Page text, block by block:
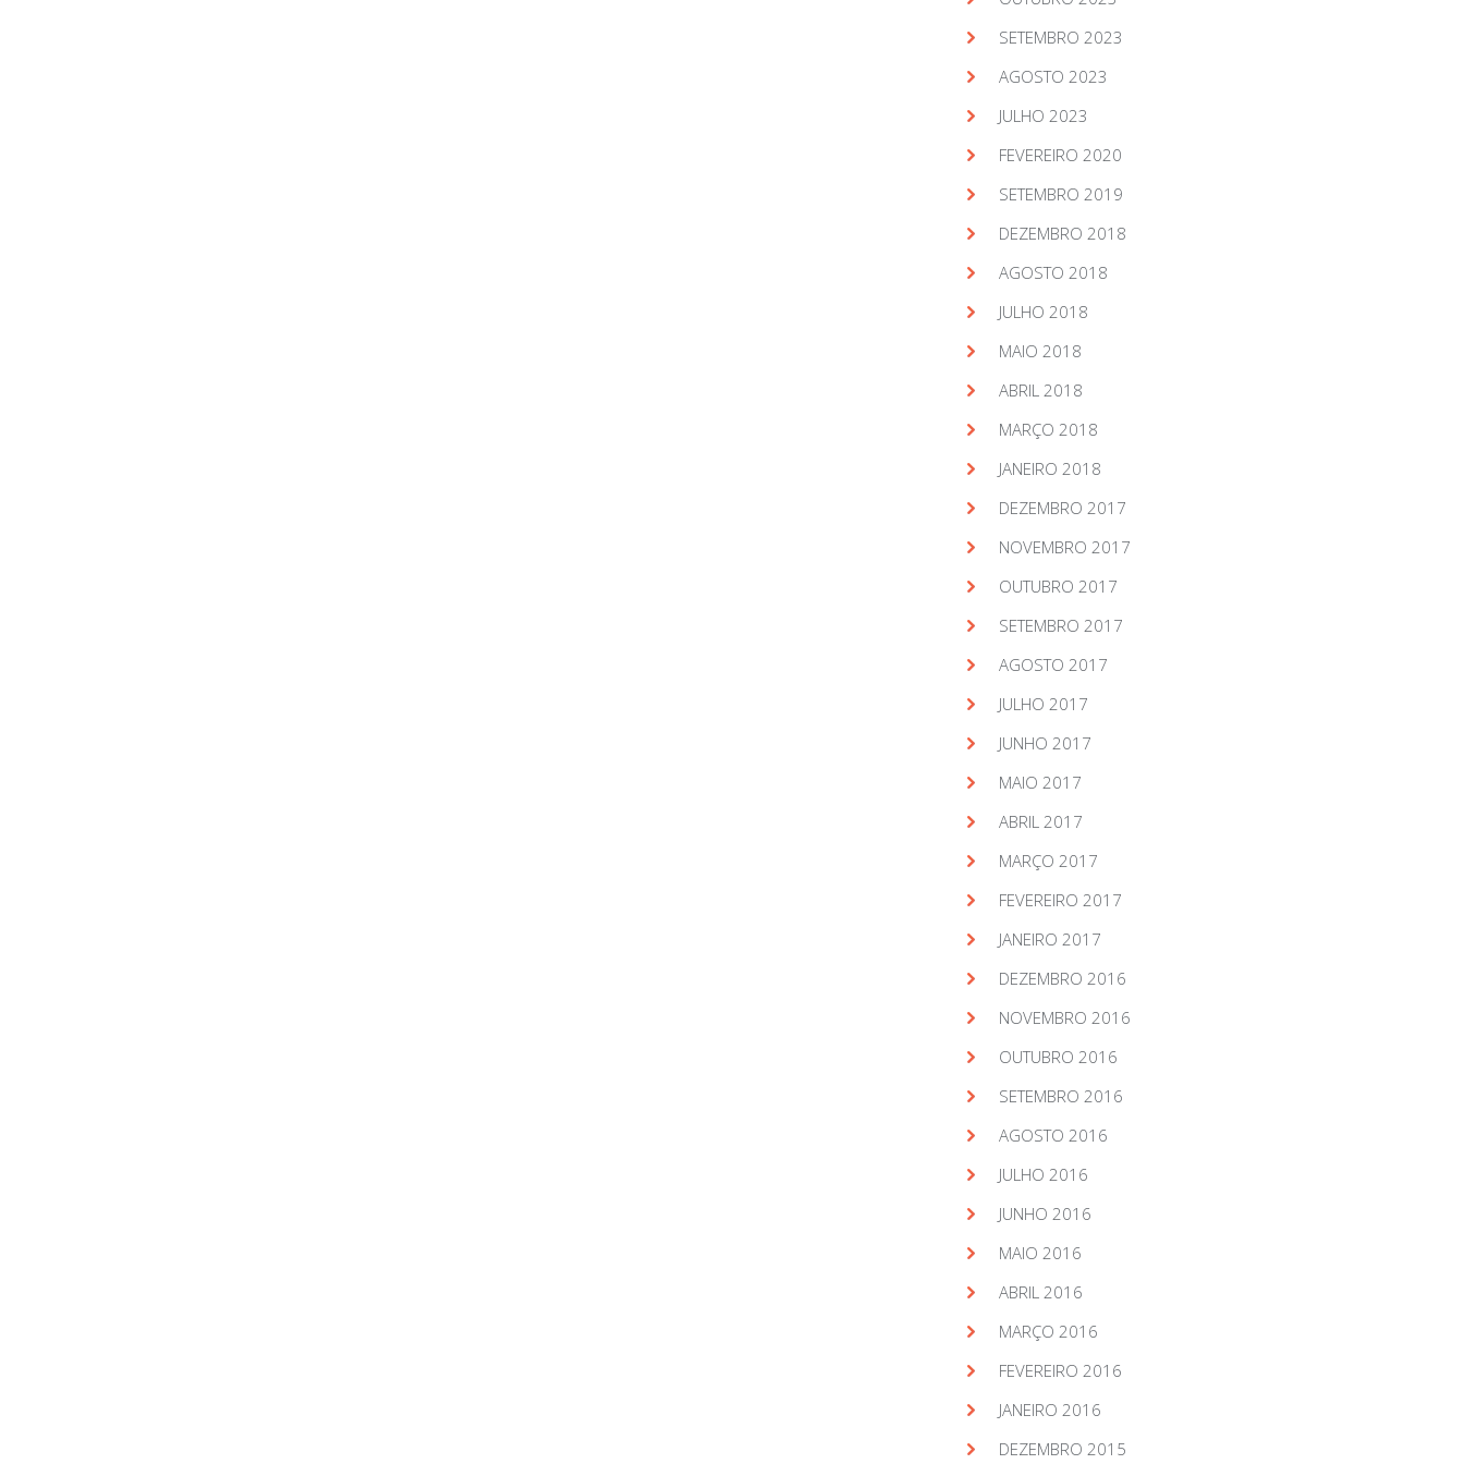
SETEMBRO 2023
AGOSTO 2023
JULHO 2023
FEVEREIRO 2020
SETEMBRO 2019
DEZEMBRO 2018
AGOSTO 2018
JULHO 2018
MAIO 2018
ABRIL 2018
MARÇO 2018
JANEIRO 2018
DEZEMBRO 2017
NOVEMBRO 2017
OUTUBRO 2017
SETEMBRO 2017
AGOSTO 2017
JULHO 2017
JUNHO 2017
MAIO 2017
ABRIL 2017
MARÇO 2017
FEVEREIRO 2017
JANEIRO 2017
DEZEMBRO 2016
NOVEMBRO 2016
OUTUBRO 2016
SETEMBRO 2016
AGOSTO 2016
JULHO 2016
JUNHO 2016
MAIO 2016
ABRIL 2016
MARÇO 2016
FEVEREIRO 2016
JANEIRO 2016
DEZEMBRO 2015